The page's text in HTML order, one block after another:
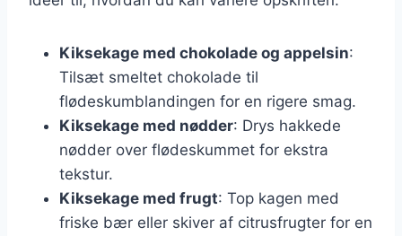
Kiksekage med chokolade og appelsin:
Tilsæt smeltet chokolade til
flødeskumblandingen for en rigere smag.
Kiksekage med nødder: Drys hakkede
nødder over flødeskummet for ekstra
tekstur.
Kiksekage med frugt: Top kagen med
friske bær eller skiver af citrusfrugter for en